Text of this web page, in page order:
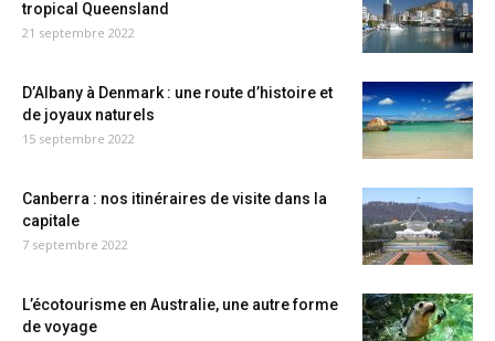
tropical Queensland
21 septembre 2022
D’Albany à Denmark : une route d’histoire et
de joyaux naturels
15 septembre 2022
Canberra : nos itinéraires de visite dans la
capitale
7 septembre 2022
L’écotourisme en Australie, une autre forme
de voyage